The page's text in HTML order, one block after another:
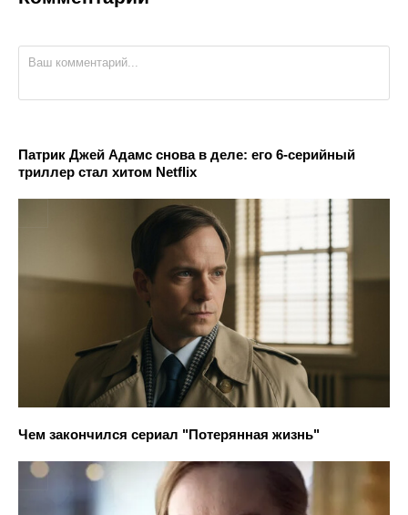
Патрик Джей Адамс снова в деле: его 6-серийный
триллер стал хитом Netflix
Чем закончился сериал "Потерянная жизнь"